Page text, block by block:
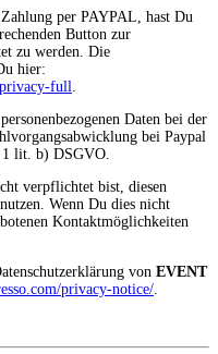
per PAYPAL, hast Du
Button zur
zu werden. Die
hier:
full
Daten bei der
bei Paypal
lit. b) DSGVO.
verpflichtet bist, diesen
Wenn Du dies nicht
Kontaktmöglichkeiten
von EVENT
privacy-notice/